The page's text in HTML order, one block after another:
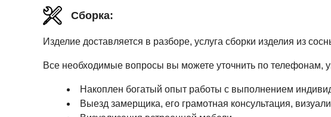
Сборка:
Изделие доставляется в разборе, услуга сборки изделия из
Все необходимые вопросы вы можете уточнить по телефонам,
Накоплен богатый опыт работы с выполнением
Выезд замерщика, его грамотная консультация,